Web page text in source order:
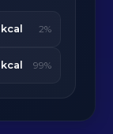
2%
99%